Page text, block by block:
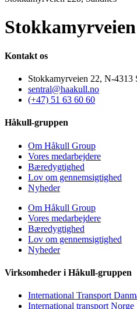
Kontakt os
Stokkamyrveien 22, N-4313
sentral@haakull.no
(+47) 51 63 60 60
Håkull-gruppen
Om Håkull Group
Vores medarbejdere
Bæredygtighed
Lov om gennemsigtighed
Nyheder
Om Håkull Group
Vores medarbejdere
Bæredygtighed
Lov om gennemsigtighed
Nyheder
Virksomheder i Håkull-gruppen
International Transport
International transport Norge